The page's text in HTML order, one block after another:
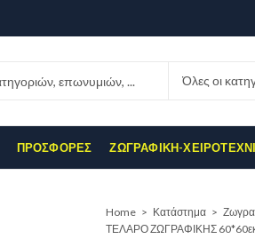
ΠΡΟΣΦΟΡΈΣ ΖΩΓΡΑΦΙΚΉ-
Home Κατάστημα
ΤΕΛΑΡΟ ΖΩΓΡΑΦΙΚΗΣ